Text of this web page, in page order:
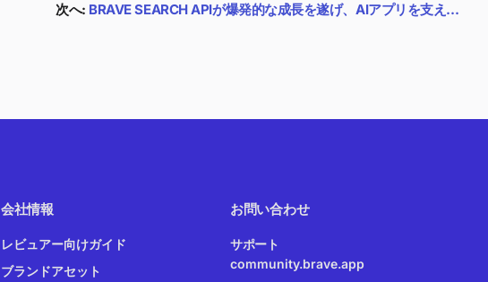
次へ: BRAVE SEARCH APIが爆発的な成長を遂げ、AIアプリを支え…
会社情報
レビュアー向けガイド
ブランドアセット
お問い合わせ
サポート
community.brave.app